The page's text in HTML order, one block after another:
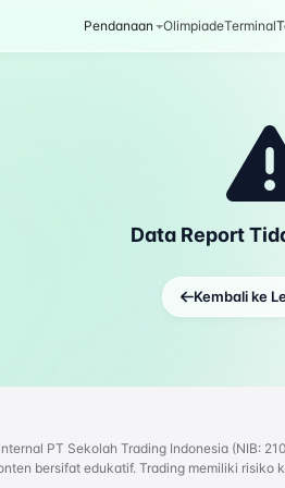
Pendanaan OlimpiadeTerminal
Data Report
Kembali ke
PT Sekolah Trading Indonesia (NIB:
bersifat edukatif. Trading memiliki risiko